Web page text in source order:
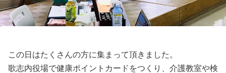
この日はたくさんの方に集まって頂きました。
歌志内役場で健康ポイントカードをつくり、介護教室や検